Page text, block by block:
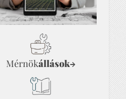
Mérnökállások→